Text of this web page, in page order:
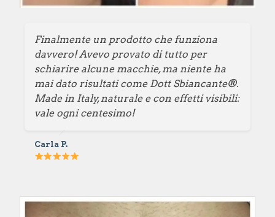
Finalmente un prodotto che funziona
davvero! Avevo provato di tutto per
schiarire alcune macchie, ma niente ha
mai dato risultati come Dott Sbiancante®.
Made in Italy, naturale e con effetti visibili:
vale ogni centesimo!
Carla P.